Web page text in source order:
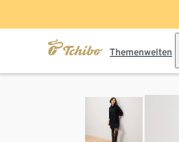
Themenwelten